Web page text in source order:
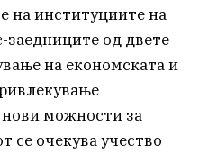
на институциите на
заедниците од двете
на економската и
можности за
се очекува учество